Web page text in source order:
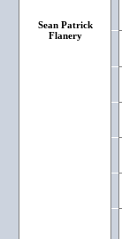
Sean Patrick
Flanery